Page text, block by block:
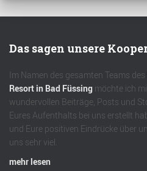
Das sagen unsere
Im Namen des gesamten Teams des
Resort in Bad Füssing möchte ich
wundervollen Beiträge, Posts und
Eures Aufenthalts bei uns erstellt
und Eure positiven Eindrücke über
uns sehr viel.
mehr lesen